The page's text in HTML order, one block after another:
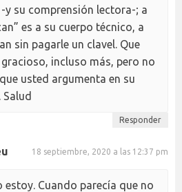
y su comprensión lectora-; a
es a su cuerpo técnico, a
sin pagarle un clavel. Que
incluso más, pero no
usted argumenta en su
Responder
18 septiembre, 2020 a las 12:37 pm
estoy. Cuando parecía que no